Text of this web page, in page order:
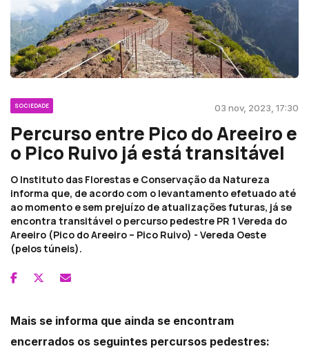
SOCIEDADE 03 nov, 2023, 17:30
Percurso entre Pico do Areeiro e
o Pico Ruivo já está transitável
O Instituto das Florestas e Conservação da Natureza
informa que, de acordo com o levantamento efetuado até
ao momento e sem prejuízo de atualizações futuras, já se
encontra transitável o percurso pedestre PR 1 Vereda do
Areeiro (Pico do Areeiro – Pico Ruivo) - Vereda Oeste
(pelos túneis).
Mais se informa que ainda se encontram
encerrados os seguintes percursos pedestres: